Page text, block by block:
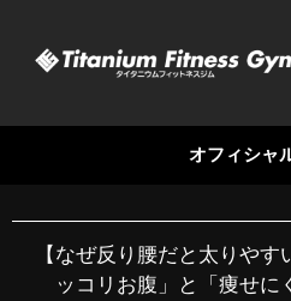
オフィシャ
【なぜ反り腰だと太りや
ッコリお腹」と「痩せに